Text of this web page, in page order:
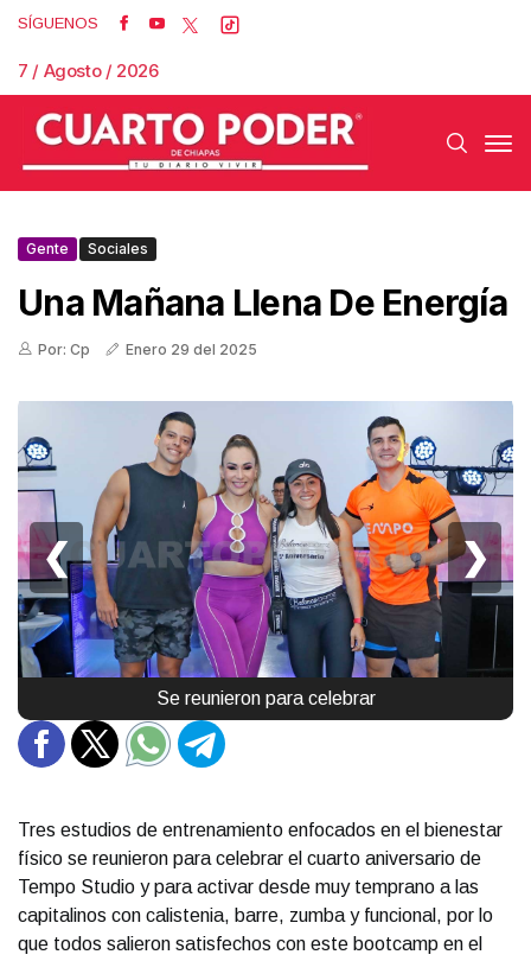
SÍGUENOS
7 / Agosto / 2026
Gente Sociales
Una Mañana Llena De Energía
Por: Cp Enero 29 del 2025
Se reunieron para celebrar
❮ ❯
Tres estudios de entrenamiento enfocados en el bienestar
físico se reunieron para celebrar el cuarto aniversario de
Tempo Studio y para activar desde muy temprano a las
capitalinos con calistenia, barre, zumba y funcional, por lo
que todos salieron satisfechos con este bootcamp en el